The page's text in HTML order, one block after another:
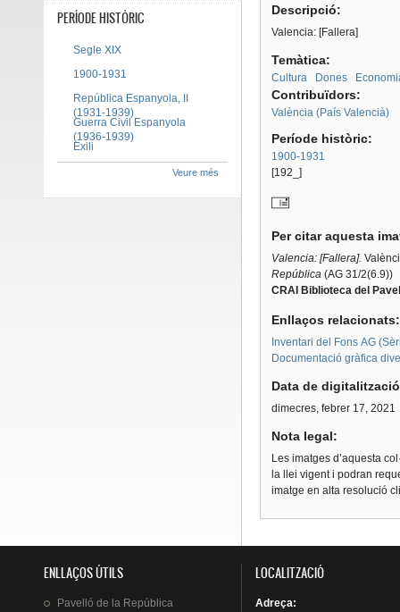
Descripció:
Valencia: [Fallera]
Temàtica:
Cultura Dones
Contribuïdors:
València (País Valencià)
Període històric:
1900-1931
[192_]
Per citar aquesta
Valencia: [Fallera].
República(AG 31/2(6.9))
CRAI Biblioteca del
Enllaços
Inventari del Fons AG
Documentació gràfica
Data de
dimecres, febrer 17, 2021
Nota legal:
Les imatges d’aquesta
la llei vigent i podran
imatge en alta resolució
PERÍODE HISTÒRIC
Segle XIX
1900-1931
República Espanyola, II
(1931-1939)
Guerra Civil Espanyola
(1936-1939)
Exili
Veure més
ENLLAÇOS ÚTILS
Pavelló de la República
LOCALITZACIÓ
Adreça: